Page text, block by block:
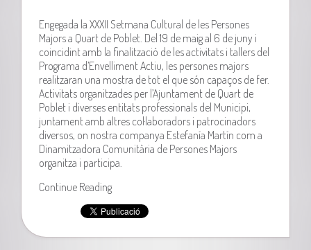
Engegada la XXXII Setmana Cultural de les Persones
Majors a Quart de Poblet. Del 19 de maig al 6 de juny i
coincidint amb la finalització de les activitats i tallers del
Programa d’Envelliment Actiu, les persones majors
realitzaran una mostra de tot el que són capaços de fer.
Activitats organitzades per l’Ajuntament de Quart de
Poblet i diverses entitats professionals del Municipi,
juntament amb altres col·laboradors i patrocinadors
diversos, on nostra companya Estefanía Martín com a
Dinamitzadora Comunitària de Persones Majors
organitza i participa.
Continue Reading